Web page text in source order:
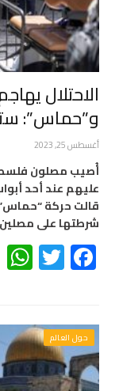
الاحتلال
و”حماس”:
أغسطس 25, 2023
أُصيب مصلون
عليهم عند أحد
قالت حركة “حماس”
شرطتها على
حول العالم